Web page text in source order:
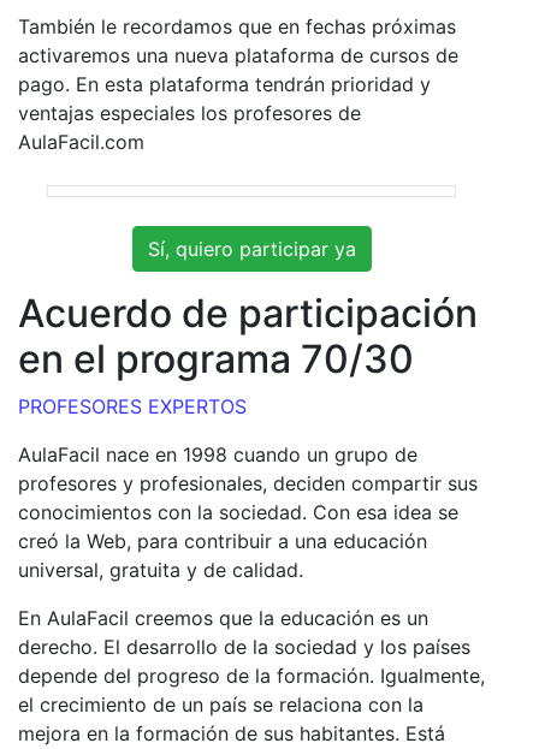
También le recordamos que en fechas próximas
activaremos una nueva plataforma de cursos de
pago. En esta plataforma tendrán prioridad y
ventajas especiales los profesores de
AulaFacil.com
Sí, quiero participar ya
Acuerdo de participación
en el programa 70/30
PROFESORES EXPERTOS
AulaFacil nace en 1998 cuando un grupo de
profesores y profesionales, deciden compartir sus
conocimientos con la sociedad. Con esa idea se
creó la Web, para contribuir a una educación
universal, gratuita y de calidad.
En AulaFacil creemos que la educación es un
derecho. El desarrollo de la sociedad y los países
depende del progreso de la formación. Igualmente,
el crecimiento de un país se relaciona con la
mejora en la formación de sus habitantes. Está